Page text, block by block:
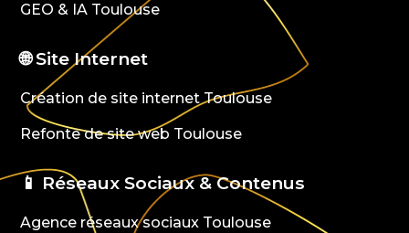
GEO & IA Toulouse
🌐 Site Internet
Création de site internet Toulouse
Refonte de site web Toulouse
📱 Réseaux Sociaux & Contenus
Agence réseaux sociaux Toulouse